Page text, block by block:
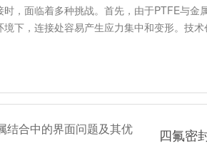
时，面临着多种挑战。首先，由于PTFE与
境下，连接处容易产生应力集中和变形。技
四氟密